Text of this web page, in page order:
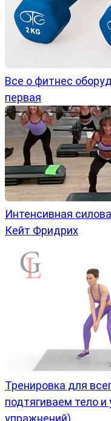
Все о фитнес
первая
Интенсивная
Кейт Фридрих
Тренировка для
подтягиваем тело
упражнений)